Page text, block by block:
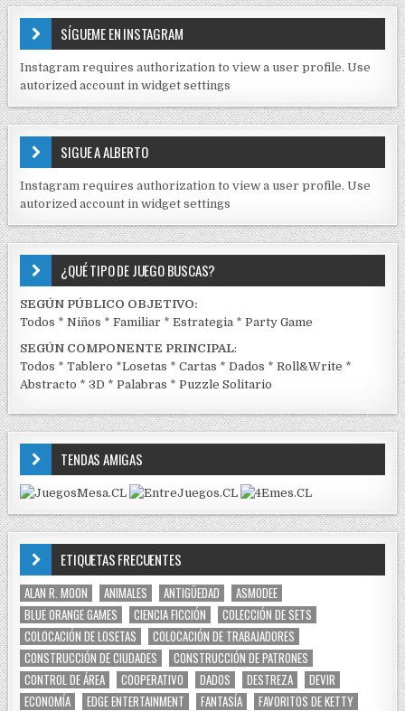
dT
I
D
S
E
J
C
K
SÍGUEME EN INSTAGRAM
Instagram requires authorization to view a user profile. Use
autorized account in widget settings
SIGUE A ALBERTO
Instagram requires authorization to view a user profile. Use
autorized account in widget settings
¿QUÉ TIPO DE JUEGO BUSCAS?
SEGÚN PÚBLICO OBJETIVO:
Todos *Niños *Familiar *Estrategia *Party Game
SEGÚN COMPONENTE PRINCIPAL:
Todos *Tablero *Losetas *Cartas *Dados *Roll&Write *
Abstracto *3D *Palabras *Puzzle Solitario
TENDAS AMIGAS
ETIQUETAS FRECUENTES
ALAN R. MOON ANIMALES ANTIGÜEDAD
ASMODEE
BLUE ORANGE GAMES
CIENCIA FICCIÓN
COLECCIÓN DE SETS
COLOCACIÓN DE LOSETAS
COLOCACIÓN DE TRABAJADORES
CONSTRUCCIÓN DE CIUDADES
CONSTRUCCIÓN DE PATRONES
CONTROL DE ÁREA
COOPERATIVO DADOS DESTREZA
DEVIR
ECONOMÍA
EDGE ENTERTAINMENT FANTASÍA
FAVORITOS DE KETTY